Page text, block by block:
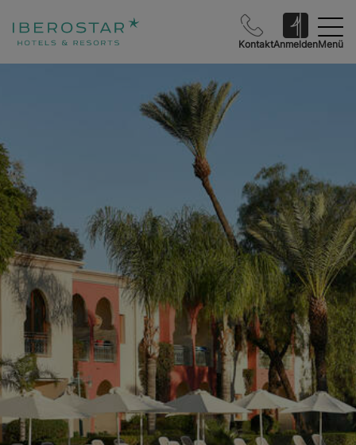
KontaktAnmeldenMenü